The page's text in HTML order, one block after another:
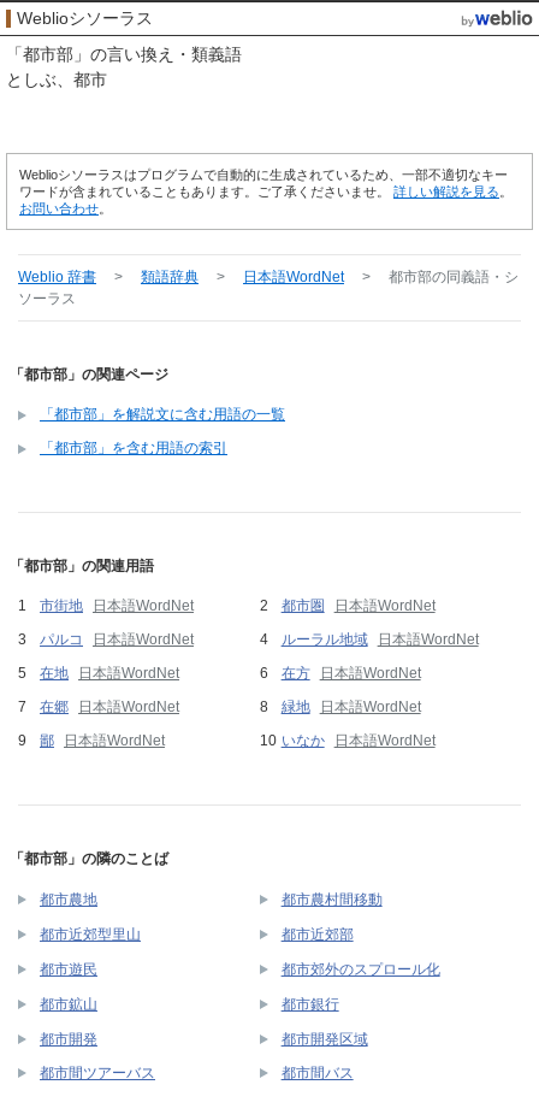
Weblioシソーラス
「都市部 」の言い換え・類義語
としぶ
都市
Weblioシソーラスはプログラムで自動的に生成されているため、一部不適切なキー
ワードが含まれていることもあります。ご了承くださいませ。 詳しい解説を見る。
お問い合わせ。
Weblio 辞書 > 類語辞典 > 日本語WordNet > 都市部の同義語・シ
ソーラス
「都市部」の関連ページ
「都市部」を解説文に含む用語の一覧
「都市部」を含む用語の索引
「都市部」の関連用語
市街地 日本語WordNet 都市圏
日本語WordNet
パルコ
日本語WordNet ルーラル地域
日本語WordNet
在地
日本語WordNet 在方
日本語WordNet
在郷
日本語WordNet 緑地
日本語WordNet
鄙
日本語WordNet いなか 日本語WordNet
「都市部」の隣のことば
都市農地 都市農村間移動
都市近郊型里山 都市近郊部
都市遊民 都市郊外のスプロール化
都市鉱山 都市銀行
都市開発 都市開発区域
都市間ツアーバス 都市間バス